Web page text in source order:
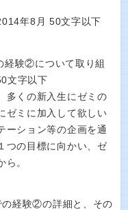
年8月 50文字以下
経験②について取り組
文字以下
多くの新入生にゼミの
ゼミに加入して欲しい
ーション等の企画を通
つの目標に向かい、ゼ
ら。
の経験②の詳細と、その